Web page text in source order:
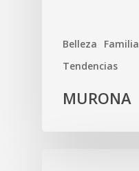
Belleza Familia
Tendencias
MURONA